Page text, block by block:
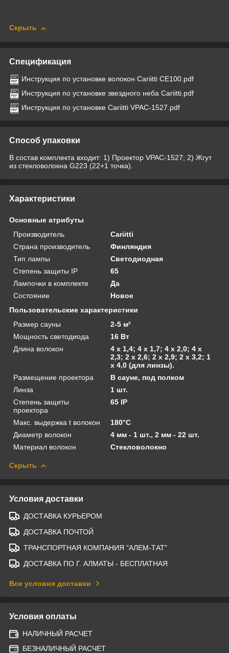
Скрыть
Спецификация
Инструкция по установке волокон Cariitti CE100.pdf
Инструкция по установке звездного неба Cariitti.pdf
Инструкция по установке Cariitti VPAC-1527.pdf
Способ упаковки
В состав комплекта входит: 1) Проектор VPAC-1527; 2) Жгут
из стекловолокна G223 (22+1 точка).
Характеристики
Основные атрибуты
Производитель
Cariitti
Страна производитель
Финляндия
Тип лампы
Светодиодная
Степень защиты IP
65
Лампочки в комплекте
Да
Состояние
Новое
Пользовательские характеристики
Размер сауны
2-5 м²
Мощность светодиода
16 Вт
Длина волокон
4 х 1,4; 4 х 1,7; 4 х 2,0; 4 х
2,3; 2 х 2,6; 2 х 2,9; 2 х 3,2; 1
х 4,0 (для линзы).
Размещение проектора
В сауне, под полком
Линза
1 шт.
Степень защиты
проектора
65 IP
Макс. выдержка t волокон
180°C
Диаметр волокон
4 мм - 1 шт., 2 мм - 22 шт.
Материал волокон
Стекловолокно
Скрыть
Условия доставки
ДОСТАВКА КУРЬЕРОМ
ДОСТАВКА ПОЧТОЙ
ТРАНСПОРТНАЯ КОМПАНИЯ "АЛЕМ-ТАТ"
ДОСТАВКА ПО Г. АЛМАТЫ - БЕСПЛАТНАЯ
Все условия доставки
Условия оплаты
НАЛИЧНЫЙ РАСЧЕТ
БЕЗНАЛИЧНЫЙ РАСЧЕТ